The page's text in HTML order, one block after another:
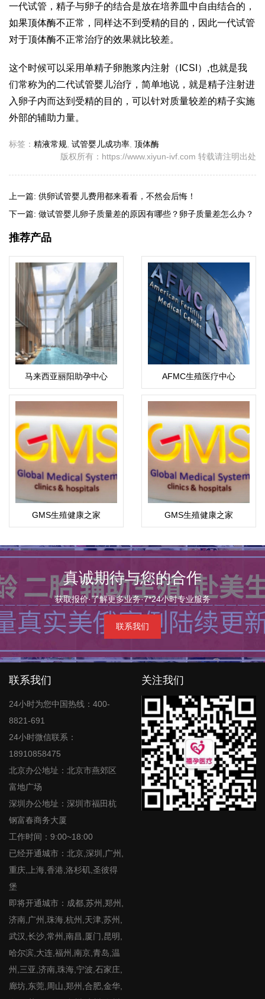
一代试管，精子与卵子的结合是放在培养皿中自由结合的，
如果顶体酶不正常，同样达不到受精的目的，因此一代试管
对于顶体酶不正常治疗的效果就比较差。
这个时候可以采用单精子卵胞浆内注射（ICSI）,也就是我
们常称为的二代试管婴儿治疗，简单地说，就是精子注射进
入卵子内而达到受精的目的，可以针对质量较差的精子实施
外部的辅助力量。
标签： 精液常规 试管婴儿成功率 顶体酶
版权所有：https://www.xiyun-ivf.com 转载请注明出处
上一篇: 供卵试管婴儿费用都来看看，不然会后悔！
下一篇: 做试管婴儿卵子质量差的原因有哪些？卵子质量差怎么办？
推荐产品
马来西亚丽阳助孕中心 AFMC生殖医疗中心
GMS生殖健康之家 GMS生殖健康之家
真诚期待与您的合作
获取报价·了解更多业务·7*24小时专业服务
联系我们
联系我们
24小时为您中国热线：400-
8821-691
24小时微信联系：
18910858475
北京办公地址：北京市燕郊区
富地广场
深圳办公地址：深圳市福田杭
钢富春商务大厦
工作时间：9:00~18:00
已经开通城市：北京,深圳,广州,
重庆,上海,香港,洛杉矶,圣彼得
堡
即将开通城市：成都,苏州,郑州,
济南,广州,珠海,杭州,天津,苏州,
武汉,长沙,常州,南昌,厦门,昆明,
哈尔滨,大连,福州,南京,青岛,温
州,三亚,济南,珠海,宁波,石家庄,
廊坊,东莞,周山,郑州,合肥,金华,
关注我们